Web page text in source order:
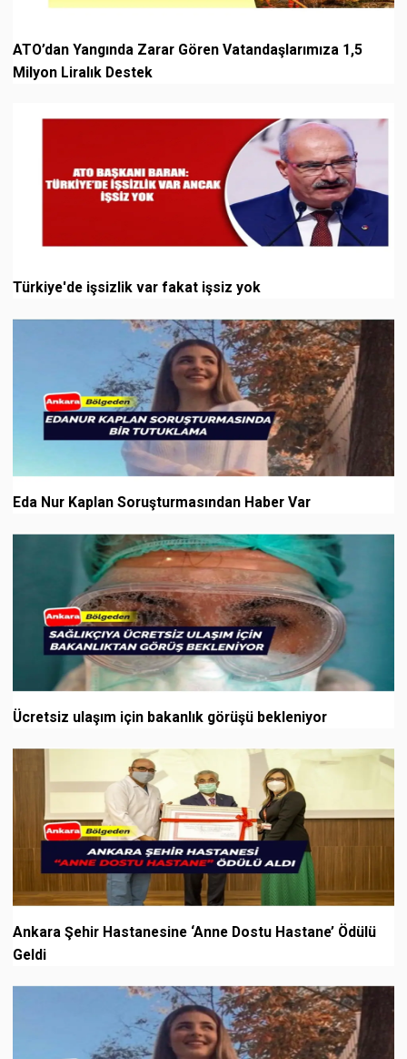
ATO’dan Yangında Zarar Gören Vatandaşlarımıza 1,5
Milyon Liralık Destek
Türkiye'de işsizlik var fakat işsiz yok
Eda Nur Kaplan Soruşturmasından Haber Var
Ücretsiz ulaşım için bakanlık görüşü bekleniyor
Ankara Şehir Hastanesine ‘Anne Dostu Hastane’ Ödülü
Geldi